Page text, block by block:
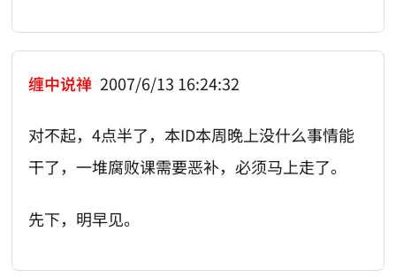
缠中说禅 2007/6/13 16:24:32
对不起，4点半了，本ID本周晚上没什么事情能
干了，一堆腐败课需要恶补，必须马上走了。
先下，明早见。